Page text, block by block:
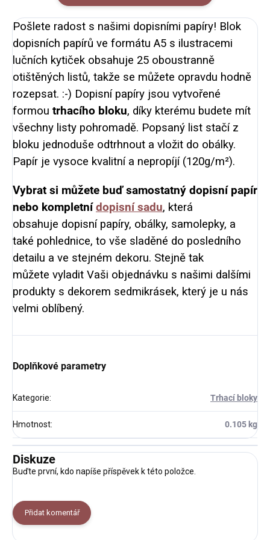
Pošlete radost s našimi dopisními papíry! Blok
dopisních papírů ve formátu A5 s ilustracemi
lučních kytiček obsahuje 25 oboustranně
otištěných listů, takže se můžete opravdu hodně
rozepsat. :-) Dopisní papíry jsou vytvořené
formou trhacího bloku, díky kterému budete mít
všechny listy pohromadě. Popsaný list stačí z
bloku jednoduše odtrhnout a vložit do obálky.
Papír je vysoce kvalitní a nepropíjí (120g/m²).
Vybrat si můžete buď samostatný dopisní papír
nebo kompletnídopisní sadu, která
obsahuje dopisní papíry, obálky, samolepky, a
také pohlednice, to vše sladěné do posledního
detailu a ve stejném dekoru. Stejně tak
můžete vyladit Vaši objednávku s našimi dalšími
produkty s dekorem sedmikrásek, který je u nás
velmi oblíbený.
Doplňkové parametry
Kategorie: Trhací bloky
Hmotnost: 0.105 kg
Diskuze
Buďte první, kdo napíše příspěvek k této položce.
Přidat komentář